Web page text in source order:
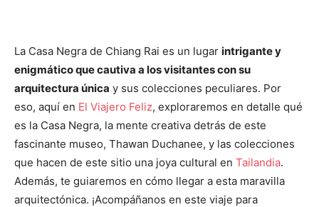
La Casa Negra de Chiang Rai es un lugar intrigante y
enigmático que cautiva a los visitantes con su
arquitectura única y sus colecciones peculiares. Por
eso, aquí en El Viajero Feliz, exploraremos en detalle qué
es la Casa Negra, la mente creativa detrás de este
fascinante museo, Thawan Duchanee, y las colecciones
que hacen de este sitio una joya cultural en Tailandia.
Además, te guiaremos en cómo llegar a esta maravilla
arquitectónica. ¡Acompáñanos en este viaje para